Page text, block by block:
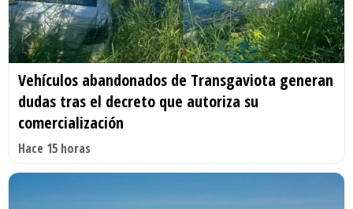
Vehículos abandonados de Transgaviota generan
dudas tras el decreto que autoriza su
comercialización
Hace 15 horas